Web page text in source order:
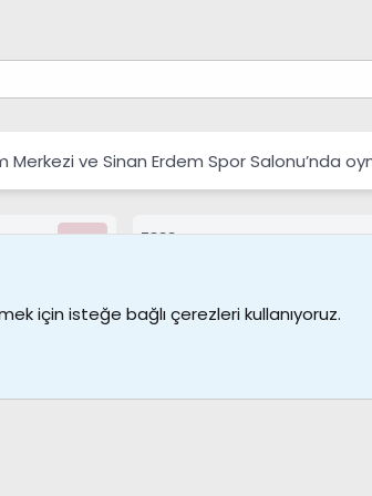
ve Sinan Erdem Spor Salonu’nda
7388
Bize ulaşın
için isteğe bağlı çerezleri kullanıyoruz.